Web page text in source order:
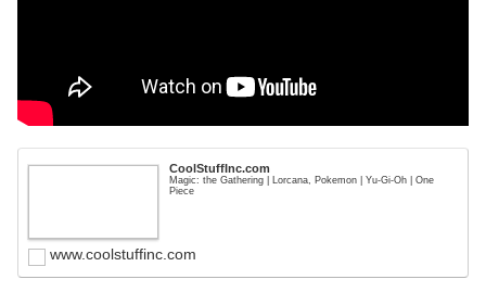
CoolStuffInc.com
Magic: the Gathering | Lorcana, Pokemon | Yu-Gi-Oh | One
Piece
www.coolstuffinc.com